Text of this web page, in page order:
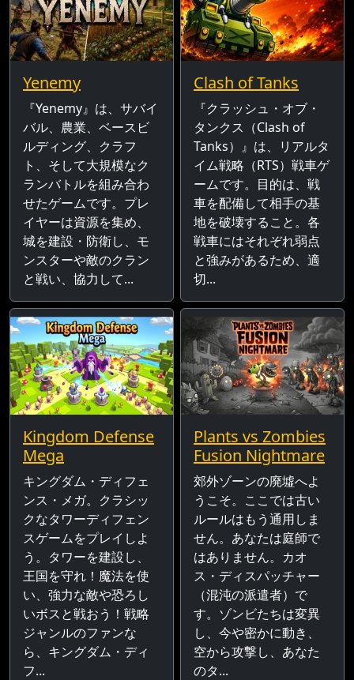
Yenemy
『Yenemy』は、サバイ
バル、農業、ベースビ
ルディング、クラフ
ト、そして大規模なク
ランバトルを組み合わ
せたゲームです。プレ
イヤーは資源を集め、
城を建設・防衛し、モ
ンスターや敵のクラン
と戦い、協力して...
Clash of Tanks
『クラッシュ・オブ・
タンクス（Clash of
Tanks）』は、リアルタ
イム戦略（RTS）戦車ゲ
ームです。目的は、戦
車を配備して相手の基
地を破壊すること。各
戦車にはそれぞれ弱点
と強みがあるため、適
切...
Kingdom Defense
Mega
キングダム・ディフェ
ンス・メガ。クラシッ
クなタワーディフェン
スゲームをプレイしよ
う。タワーを建設し、
王国を守れ！魔法を使
い、強力な敵や恐ろし
いボスと戦おう！戦略
ジャンルのファンな
ら、キングダム・ディ
フ...
Plants vs Zombies
Fusion Nightmare
郊外ゾーンの廃墟へよ
うこそ。ここでは古い
ルールはもう通用しま
せん。あなたは庭師で
はありません。カオ
ス・ディスパッチャー
（混沌の派遣者）で
す。ゾンビたちは変異
し、今や密かに動き、
空から攻撃し、あなた
のタ...